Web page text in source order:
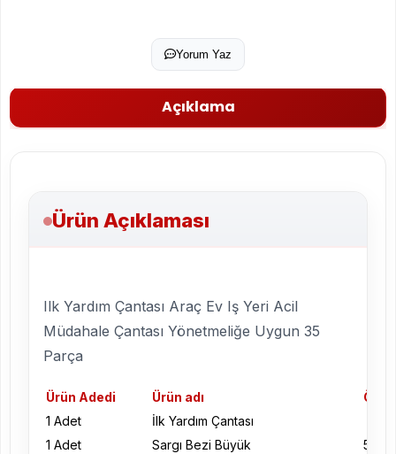
Yorum Yaz
Açıklama
Ürün Açıklaması
Ilk Yardım Çantası Araç Ev Iş Yeri Acil
Müdahale Çantası Yönetmeliğe Uygun 35
Parça
Ürün Adedi Ürün adı
Ölçü
1 Adet
İlk Yardım Çantası
1 Adet
Sargı Bezi Büyük